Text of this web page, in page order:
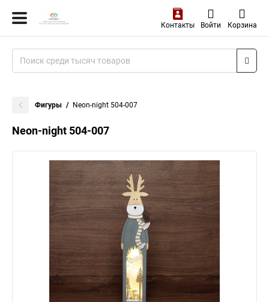
Контакты Войти Корзина
Фигуры Neon-night 504-007
Neon-night 504-007